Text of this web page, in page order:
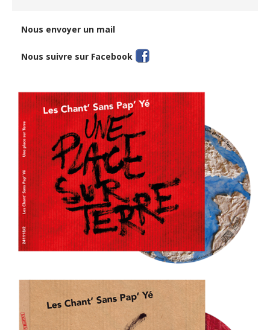
Nous envoyer un mail
Nous suivre sur Facebook